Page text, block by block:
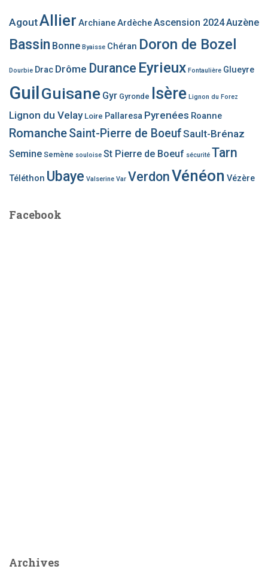
AgoutAllier ArchianeArdècheAscension 2024Auzène
Bassin Bonne Byaisse Chéran Doron de Bozel
Dourbie Drac Drôme Durance Eyrieux Fontaulière Glueyre
Guil Guisane Gyr Gyronde Isère Lignon du Forez
Lignon du Velay Loire Pallaresa Pyrenées Roanne
RomancheSaint-Pierre de BoeufSault-Brénaz
Semine Semène souloise St Pierre de Boeuf sécurité Tarn
Téléthon Ubaye Valserine Var VerdonVénéon Vézère
Facebook
Archives